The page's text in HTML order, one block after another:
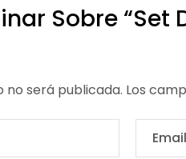
Sobre
será publicada. Los